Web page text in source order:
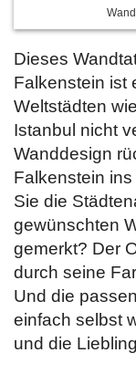
Dieses
Falkenstein ist
Weltstädten
Istanbul nicht
Wanddesign
Falkenstein
Sie die
gewünschten
gemerkt? Der
durch seine
Und die
einfach selbst
und die